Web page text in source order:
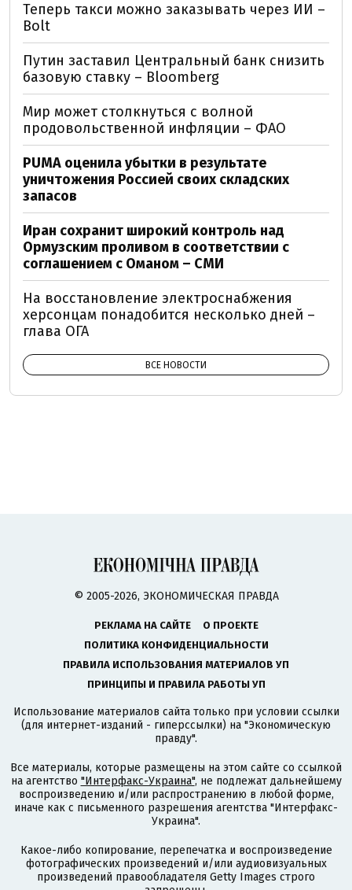
Теперь такси можно заказывать через ИИ –
Bolt
Путин заставил Центральный банк снизить
базовую ставку – Bloomberg
Мир может столкнуться с волной
продовольственной инфляции – ФАО
PUMA оценила убытки в результате
уничтожения Россией своих складских
запасов
Иран сохранит широкий контроль над
Ормузским проливом в соответствии с
соглашением с Оманом – СМИ
На восстановление электроснабжения
херсонцам понадобится несколько дней –
глава ОГА
ВСЕ НОВОСТИ
© 2005-2026, ЭКОНОМИЧЕСКАЯ ПРАВДА
РЕКЛАМА НА САЙТЕ
О ПРОЕКТЕ
ПОЛИТИКА КОНФИДЕНЦИАЛЬНОСТИ
ПРАВИЛА ИСПОЛЬЗОВАНИЯ МАТЕРИАЛОВ УП
ПРИНЦИПЫ И ПРАВИЛА РАБОТЫ УП
Использование материалов сайта только при условии ссылки
(для интернет-изданий - гиперссылки) на "Экономическую
правду".
Все материалы, которые размещены на этом сайте со ссылкой
на агентство "Интерфакс-Украина", не подлежат дальнейшему
воспроизведению и/или распространению в любой форме,
иначе как с письменного разрешения агентства "Интерфакс-
Украина".
Какое-либо копирование, перепечатка и воспроизведение
фотографических произведений и/или аудиовизуальных
произведений правообладателя Getty Images строго